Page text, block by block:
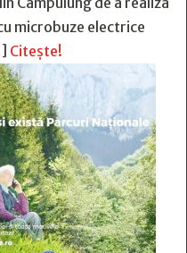
microbuze electrice
Citește!